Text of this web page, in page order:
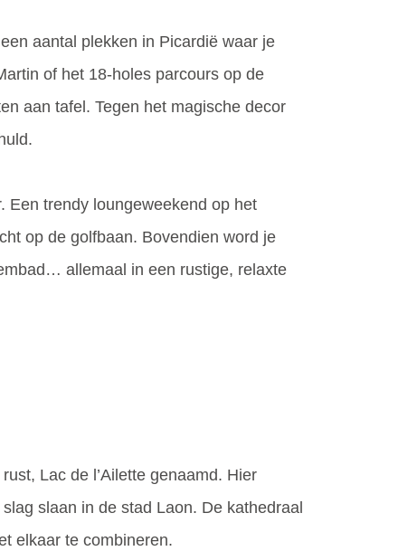
aantal plekken in Picardië waar je
of het 18-holes parcours op de
aan tafel. Tegen het magische decor
Een trendy loungeweekend op het
op de golfbaan. Bovendien word je
allemaal in een rustige, relaxte
Lac de l’Ailette genaamd. Hier
slaan in de stad Laon. De kathedraal
elkaar te combineren.